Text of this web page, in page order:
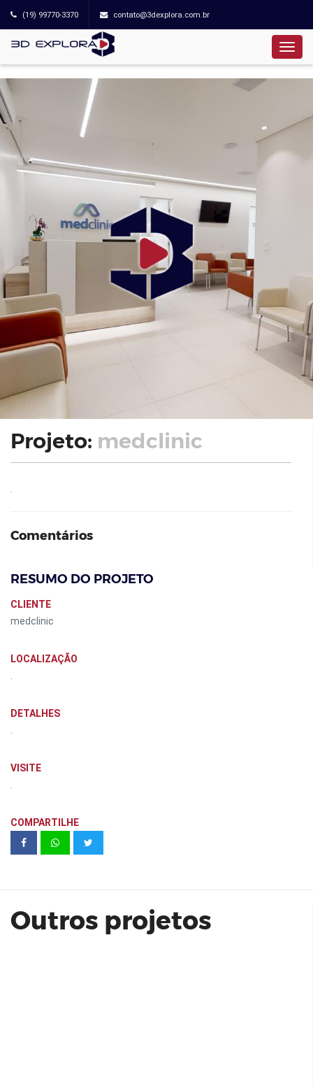
(19) 99770-3370 contato@3dexplora.com.br
Projeto: medclinic
Comentários
RESUMO DO PROJETO
CLIENTE
medclinic
LOCALIZAÇÃO
DETALHES
VISITE
COMPARTILHE
Outros projetos
Galeria Morais de Barros - Kallas